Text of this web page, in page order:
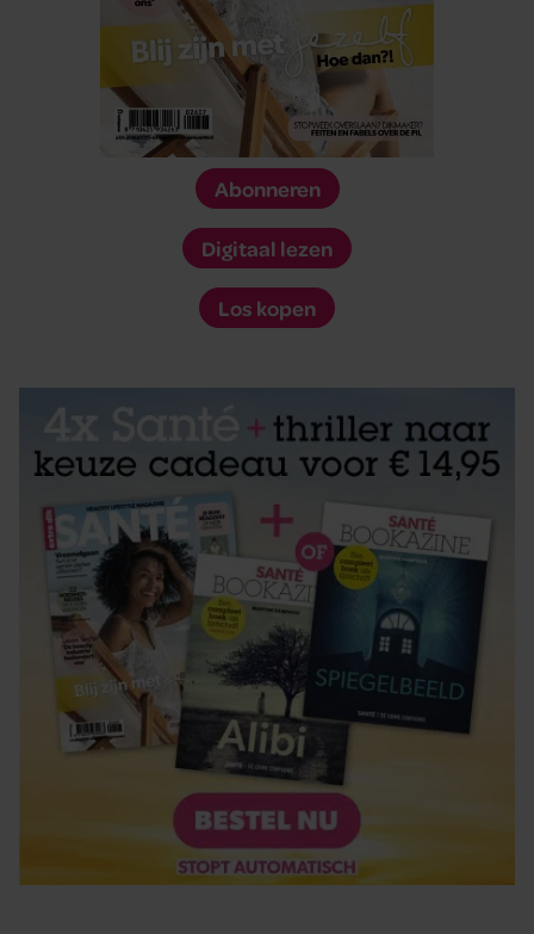
Abonneren
Digitaal lezen
Los kopen